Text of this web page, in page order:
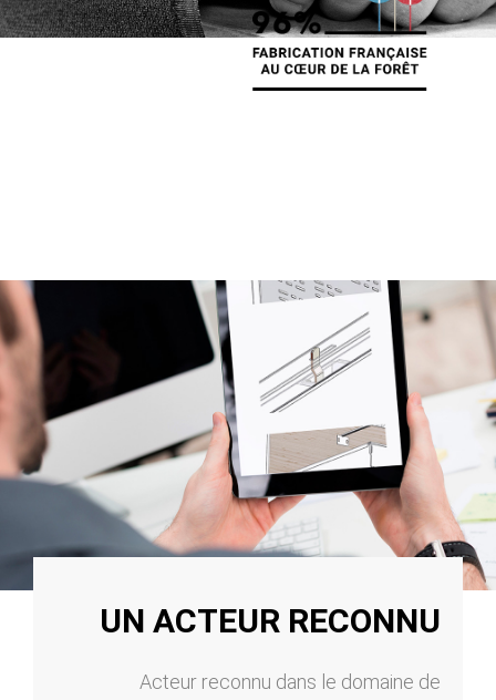
UN ACTEUR RECONNU
Acteur reconnu dans le domaine de